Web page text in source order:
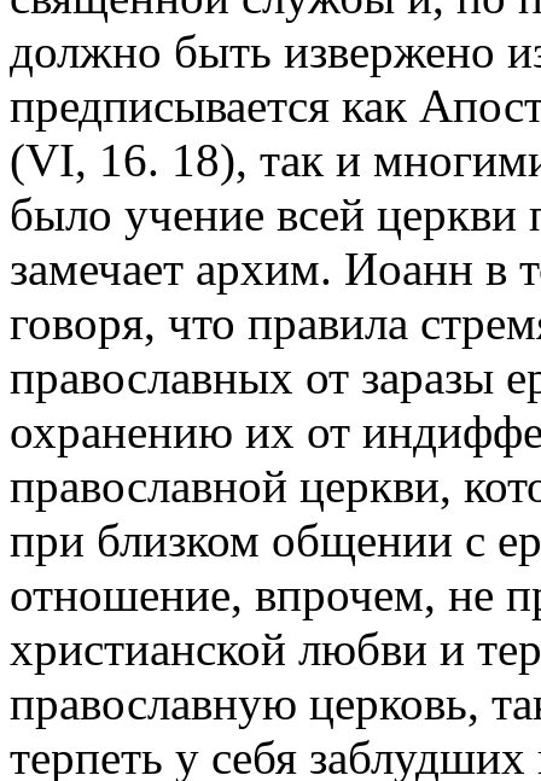
должно быть извержено
предписывается как
(VI, 16. 18), так и
было учение всей
замечает архим. Иоанн в
говоря, что правила
православных от заразы
охранению их от
православной церкви,
при близком общении с
отношение, впрочем, не
христианской любви и
православную церковь,
терпеть у себя